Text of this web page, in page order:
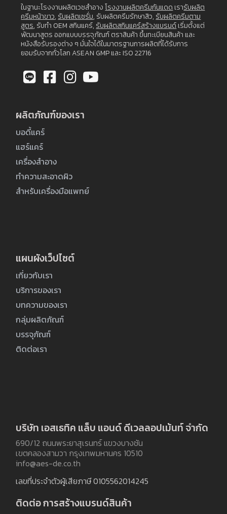
ในฐานะโรงงานผลิตเวชสำอางโรงงานผลิตครีมกันแดดเรารับผลิต
ครีมหน้าขาว, รับผลิตเซรั่ม, รับผลิตครีมรักษาสิว, รับผลิตครีมตาม
สูตร, รับทำ OEM สกินแคร์, รับผลิตสกินแคร์สร้างแบรนด์เริ่มตั้งแต่
พัฒนาสูตร ออกแบบบรรจุภัณฑ์ ตราสินค้า ขึ้นทะเบียนสินค้า และ
หนังสือรับรองต่าง ๆ มั่นใจได้ในมาตรฐานการผลิตที่ได้รับการ
ยอมรับจากทั่วโลก ASEAN GMP และ ISO 22716
ผลิตภัณฑ์ของเรา
บอดี้แคร์
แฮร์แคร์
เครื่องสำอาง
ทำความสะอาดผิว
สำหรับเครื่องมือแพทย์
แผนผังเว็ปไซต์
เกี่ยวกับเรา
บริการของเรา
บทความของเรา
กลุ่มผลิตภัณฑ์
บรรจุภัณฑ์
ติดต่อเรา
บริษัท เอสเธทิค แล็บ แอนด์ ดีเวลลอปเม้นท์ จำกัด
690/12 ถนนพระยาสุเรนทร์ แขวงบางชัน
เขตคลองสามวา กรุงเทพมหานคร 10510
info@aes-de.co.th
เลขที่ประจำตัวผู้เสียภาษี 0105562014245
ติดต่อ การสร้างแบรนด์สินค้า